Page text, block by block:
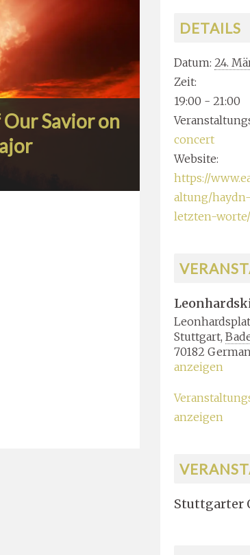
Savior on
DETAILS
Datum: 24.
Zeit:
19:00 - 21:00
concert
Website:
https://
altung/
letzten-
Stuttgart,
70182
anzeigen
anzeigen
Stuttgarter